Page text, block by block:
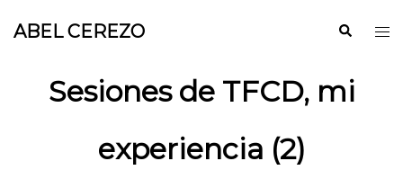
ABEL CEREZO Buscar
Sesiones de TFCD, mi
experiencia (2)